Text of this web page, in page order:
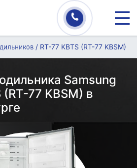
/ RT-77 KBTS (RT-77 KBSM)
Samsung
(RT-77 KBSM) в